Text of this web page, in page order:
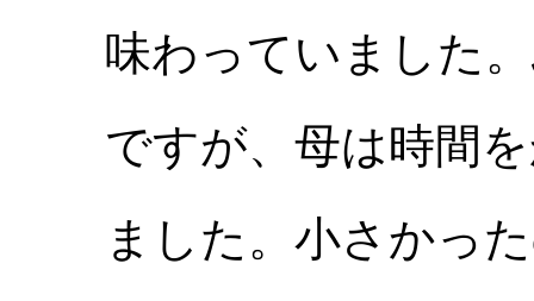
味わっていました
ですが、母は時間
ました。小さかっ